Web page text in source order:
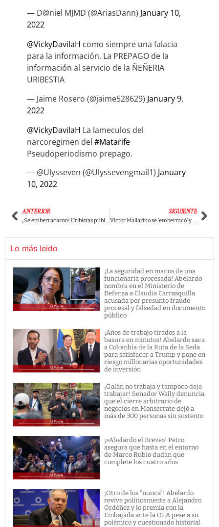
— D@niel MJMD (@AriasDann) January 10,
2022
@VickyDavilaH como siempre una falacia
para la información. La PREPAGO de la
información al servicio de la ÑEÑERIA
URIBESTIA
— Jaime Rosero (@jaime528629) January 9,
2022
@VickyDavilaH La lameculos del
narcoregimen del #Matarife
Pseudoperiodismo prepago.
— @Ulysseven (@Ulyssevengmail1) January
10, 2022
ANTERIOR
¡Se emberracaron! Uribistas publican foto de Petro en lujoso hotel de Madrid.
SIGUIENTE
Víctor Mallarino se ‘emberracó’ y defendió a Petro del ataque de reconocido uribista
Lo más leido
¡La seguridad en manos de una
funcionaria procesada! Abelardo
nombra en el Ministerio de
Defensa a Claudia Carrasquilla
acusada por presunto fraude
procesal y falsedad en documento
público
¡Años de trabajo tirados a la
basura en minutos! Abelardo saca
a Colombia de la Ruta de la Seda
para satisfacer a Trump y pone en
riesgo millonarias oportunidades
de inversión
¡Galán no trabaja y tampoco deja
trabajar! Senador Wally denuncia
que el cierre arbitrario de
negocios en Monserrate dejó a
más de 300 personas sin sustento
¡»Abelardo el Breve»! Petro
asegura que hasta en el entorno
de Marco Rubio dudan que
complete los cuatro años
¡Otro de los “nunca”! Abelardo
revive políticamente a Alejandro
Ordóñez y lo premia con la
Embajada ante la OEA pese a su
polémico y cuestionado historial